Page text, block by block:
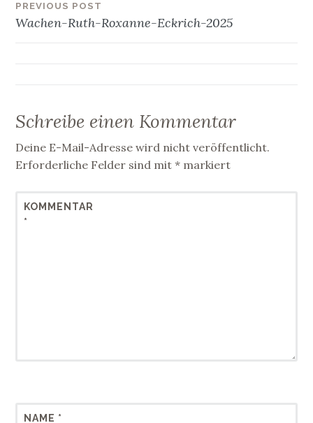
Beitragsnavigation
PREVIOUS POST
Wachen-Ruth-Roxanne-Eckrich-2025
Schreibe einen Kommentar
Deine E-Mail-Adresse wird nicht veröffentlicht.
Erforderliche Felder sind mit* markiert
KOMMENTAR
*
NAME *